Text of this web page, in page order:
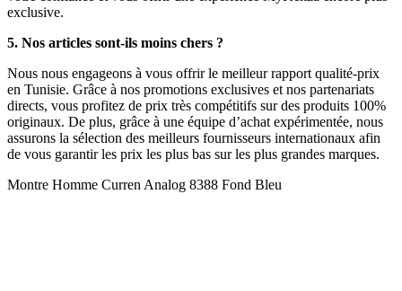
exclusive.
5. Nos articles sont-ils moins chers ?
Nous nous engageons à vous offrir le meilleur rapport qualité-prix
en Tunisie. Grâce à nos promotions exclusives et nos partenariats
directs, vous profitez de prix très compétitifs sur des produits 100%
originaux. De plus, grâce à une équipe d’achat expérimentée, nous
assurons la sélection des meilleurs fournisseurs internationaux afin
de vous garantir les prix les plus bas sur les plus grandes marques.
Montre Homme Curren Analog 8388 Fond Bleu